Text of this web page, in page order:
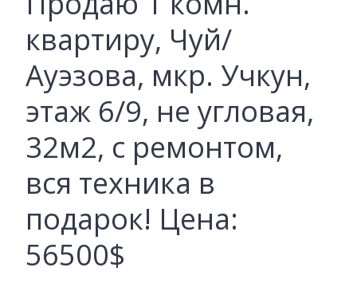
квартиру, Чуй/
Ауэзова, мкр. Учкун,
этаж 6/9, не угловая,
32м2, с ремонтом,
вся техника в
подарок! Цена:
56500$